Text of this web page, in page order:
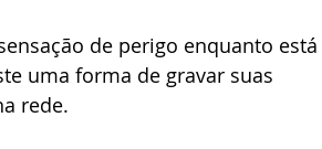
de perigo enquanto está
uma forma de gravar suas
rede.